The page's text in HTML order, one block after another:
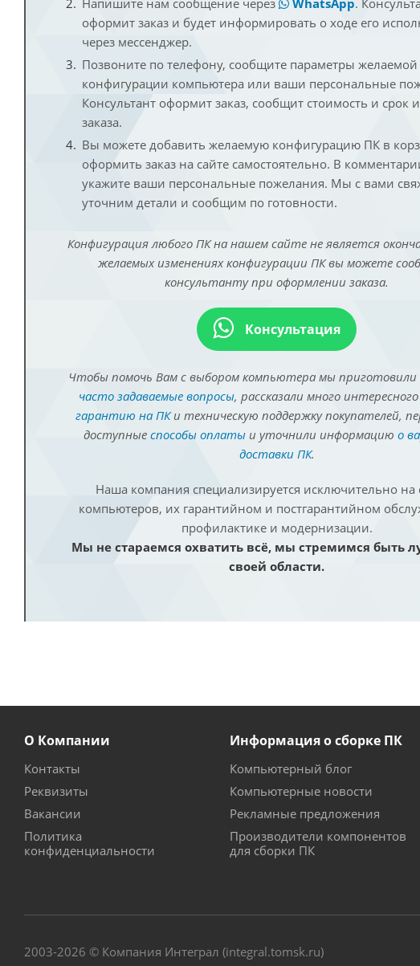
Напишите нам сообщение через
WhatsApp.
оформит заказ и будет информировать о ходе его
через мессенджер.
Позвоните по телефону, сообщите параметры желаемой
конфигурации компьютера или ваши персональные
Консультант оформит заказ, сообщит стоимость и срок
заказа.
Вы можете добавить желаемую конфигурацию ПК в
оформить заказ на сайте самостоятельно. В
укажите ваши персональные пожелания. Мы с вами
уточним детали и сообщим по готовности.
Конфигурация любого ПК на нашем сайте не является
желаемых изменениях конфигурации ПК вы можете
консультанту при оформлении заказа.
Консультация
Чтобы помочь Вам с выбором компьютера мы приготовили
часто задаваемые вопросы, рассказали много интересного
гарантию на ПКи техническую поддержку покупателей,
доступные способы оплатыи уточнили информацию о
доставки ПК.
Наша компания специализируется исключительно на
компьютеров, их гарантийном и постгарантийном
профилактике и модернизации.
Мы не стараемся охватить всё, мы стремимся быть
своей области.
О Компании
Контакты
Реквизиты
Вакансии
Политика
конфиденциальности
Информация о сборке ПК
Компьютерный блог
Компьютерные новости
Рекламные предложения
Производители компонентов
для сборки ПК
2003-2026 © Компания Интеграл (integral.tomsk.ru)